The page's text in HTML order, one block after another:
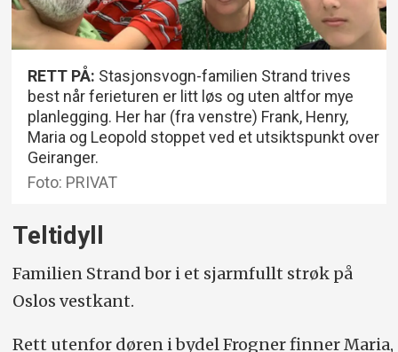
RETT PÅ: Stasjonsvogn-familien Strand trives
best når ferieturen er litt løs og uten altfor mye
planlegging. Her har (fra venstre) Frank, Henry,
Maria og Leopold stoppet ved et utsiktspunkt over
Geiranger.
Foto: PRIVAT
Teltidyll
Familien Strand bor i et sjarmfullt strøk på
Oslos vestkant.
Rett utenfor døren i bydel Frogner finner Maria,